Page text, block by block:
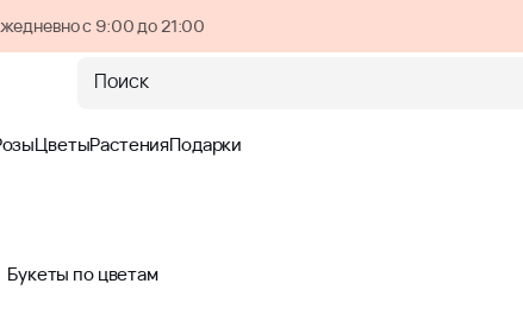
с 9:00 до 21:00
Поиск
ЦветыРастенияПодарки
Букеты по цветам